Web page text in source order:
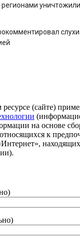
слухи
(сайте)
на основе
к